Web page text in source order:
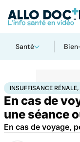
Santé
AccueilSantéInsuffisance
INSUFFISANCE
En cas de
une séance
En cas de voyage,